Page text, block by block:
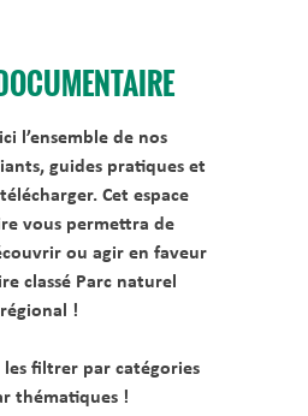
l’ensemble de nos
guides pratiques et
Cet espace
vous permettra de
ou agir en faveur
classé Parc naturel
régional !
les filtrer par catégories
thématiques !